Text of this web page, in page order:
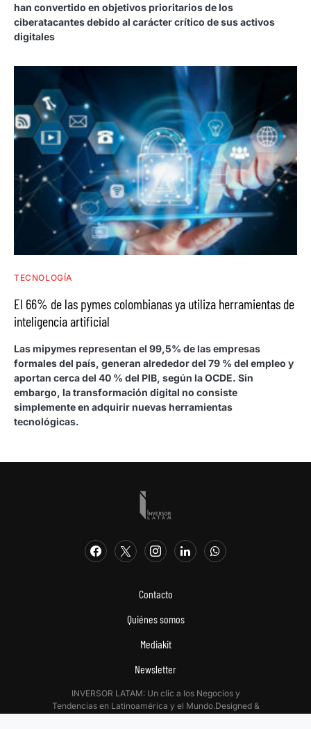
han convertido en objetivos prioritarios de los
ciberatacantes debido al carácter crítico de sus activos
digitales
TECNOLOGÍA
El 66% de las pymes colombianas ya utiliza herramientas de
inteligencia artificial
Las mipymes representan el 99,5% de las empresas
formales del país, generan alrededor del 79 % del empleo y
aportan cerca del 40 % del PIB, según la OCDE. Sin
embargo, la transformación digital no consiste
simplemente en adquirir nuevas herramientas
tecnológicas.
Contacto
Quiénes somos
Mediakit
Newsletter
INVERSOR LATAM: Un clic a los Negocios y
Tendencias en Latinoamérica y el Mundo.Designed &